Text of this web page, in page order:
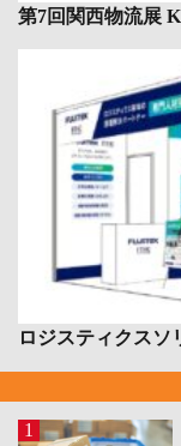
第7回関西物流展
ロジスティクスソ
1